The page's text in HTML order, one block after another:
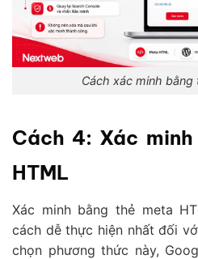
Cách xác minh bằng
Cách 4: Xác
HTML
Xác minh bằng thẻ meta
cách dễ thực hiện nhất đối
chọn phương thức này,